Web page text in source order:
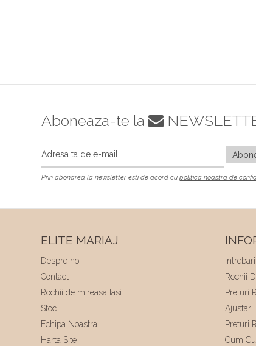
Aboneaza-te la
Prin abonarea la newsletter esti de acord cu politica noastra de
ELITE MARIAJ
Despre noi
Contact
Rochii de mireasa Iasi
Stoc
Echipa Noastra
Harta Site
Rochii
Preturi
Ajustari
Preturi
Cum